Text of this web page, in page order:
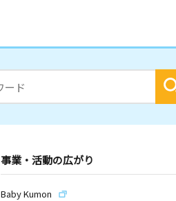
事業・活動の広がり
Baby Kumon